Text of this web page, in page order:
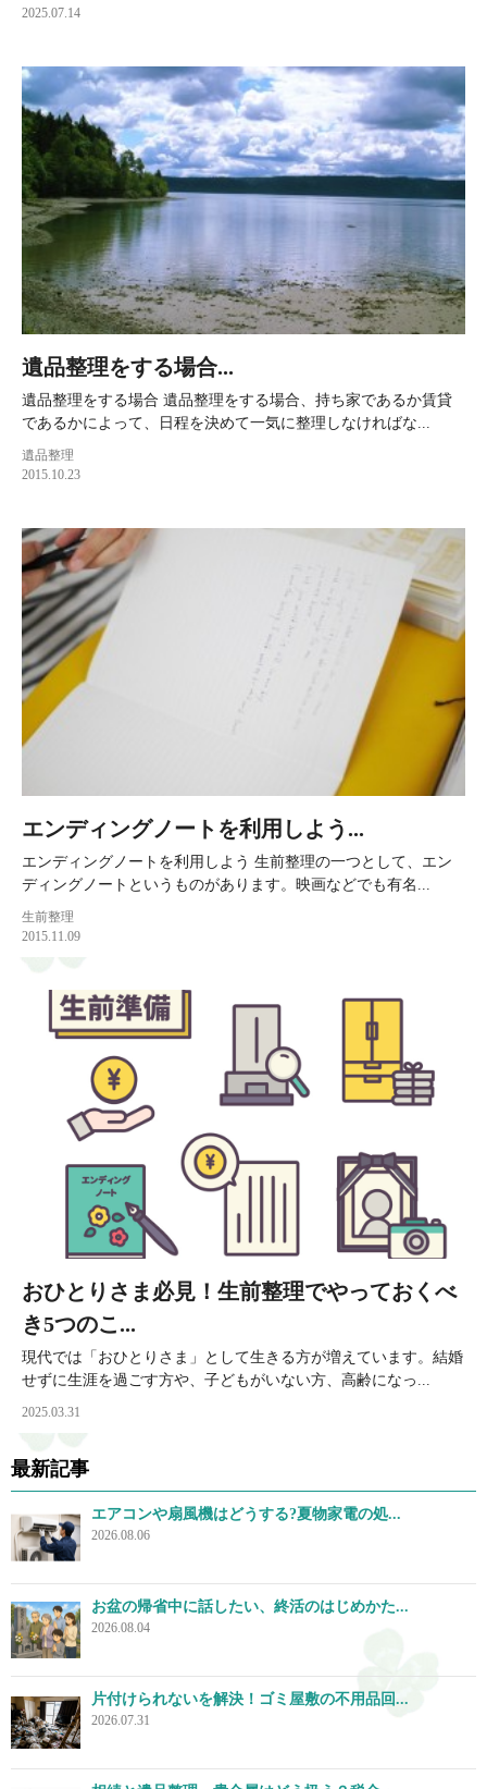
2025.07.14
遺品整理をする場合...
遺品整理をする場合 遺品整理をする場合、持ち家であるか賃貸
であるかによって、日程を決めて一気に整理しなければな...
遺品整理
2015.10.23
エンディングノートを利用しよう...
エンディングノートを利用しよう 生前整理の一つとして、エン
ディングノートというものがあります。映画などでも有名...
生前整理
2015.11.09
おひとりさま必見！生前整理でやっておくべ
き5つのこ...
現代では「おひとりさま」として生きる方が増えています。結婚
せずに生涯を過ごす方や、子どもがいない方、高齢になっ...
2025.03.31
最新記事
エアコンや扇風機はどうする?夏物家電の処...
2026.08.06
お盆の帰省中に話したい、終活のはじめかた...
2026.08.04
片付けられないを解決！ゴミ屋敷の不用品回...
2026.07.31